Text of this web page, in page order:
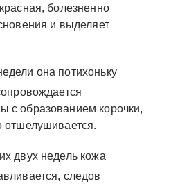
болезненно
и выделяет
она потихоньку
с образованием корочки,
отшелушивается.
двух недель кожа
следов